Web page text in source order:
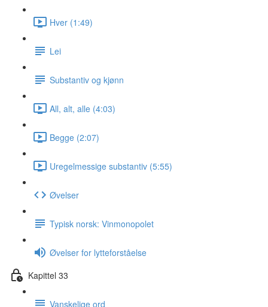
Hver (1:49)
Lei
Substantiv og kjønn
All, alt, alle (4:03)
Begge (2:07)
Uregelmessige substantiv (5:55)
Øvelser
Typisk norsk: Vinmonopolet
Øvelser for lytteforståelse
Kapittel 33
Vanskelige ord